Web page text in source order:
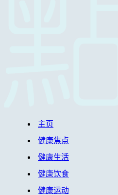
主页
健康焦点
健康生活
健康饮食
健康运动